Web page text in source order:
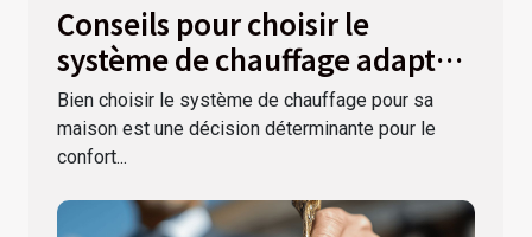
Conseils pour choisir le
système de chauffage adapté à
votre maison
Bien choisir le système de chauffage pour sa
maison est une décision déterminante pour le
confort...